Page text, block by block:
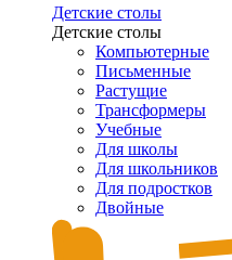
Детские столы
Детские столы
Компьютерные
Письменные
Растущие
Трансформеры
Учебные
Для школы
Для школьников
Для подростков
Двойные